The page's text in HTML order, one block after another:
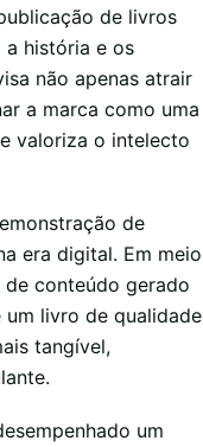
de livros
história e os
não apenas atrair
a marca como uma
valoriza o intelecto
de
era digital. Em meio
de conteúdo gerado
livro de qualidade
tangível,
um